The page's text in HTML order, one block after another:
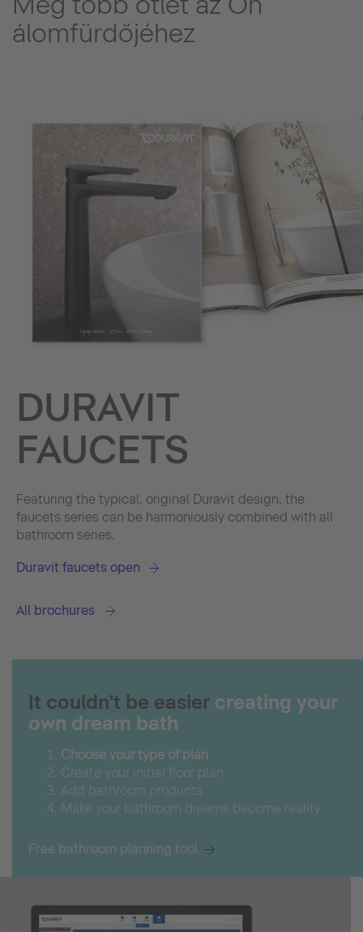
álomfürdőjéhez
DURAVIT
FAUCETS
Featuring the typical, original Duravit design, the
faucets series can be harmoniously combined with all
bathroom series.
Duravit faucets open
All brochures
It couldn't be easier creating your
own dream bath
Choose your type of plan
Create your initial floor plan
Add bathroom products
Make your bathroom dreams become reality
Free bathroom planning tool